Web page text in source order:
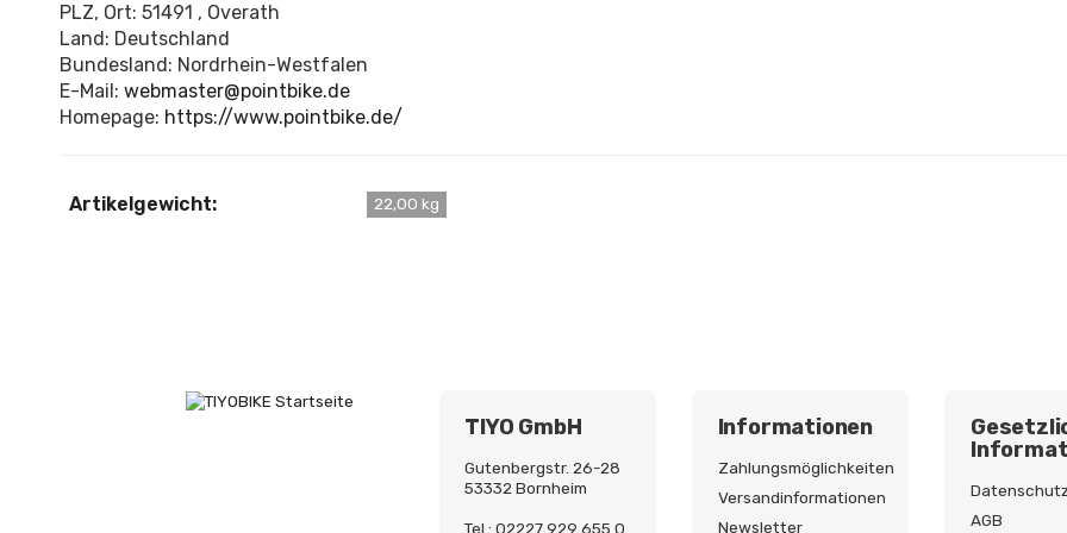
PLZ, Ort: 51491 , Overath
Land: Deutschland
Bundesland: Nordrhein-Westfalen
E-Mail: webmaster@pointbike.de
Homepage: https://www.pointbike.de/
Artikelgewicht: 22,00 kg
TIYO GmbH
Gutenbergstr. 26-28
53332 Bornheim
Tel.: 02227 929 655 0
Informationen
Zahlungsmöglichkeiten
Versandinformationen
Newsletter
Datenschutz
AGB